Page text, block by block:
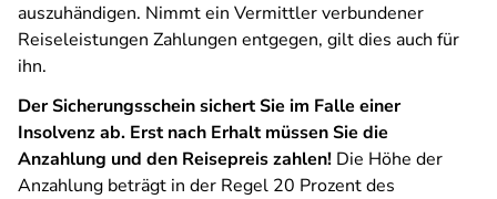
auszuhändigen. Nimmt ein Vermittler verbundener
Reiseleistungen Zahlungen entgegen, gilt dies auch für
ihn.
Der Sicherungsschein sichert Sie im Falle einer
Insolvenz ab. Erst nach Erhalt müssen Sie die
Anzahlung und den Reisepreis zahlen! Die Höhe der
Anzahlung beträgt in der Regel 20 Prozent des